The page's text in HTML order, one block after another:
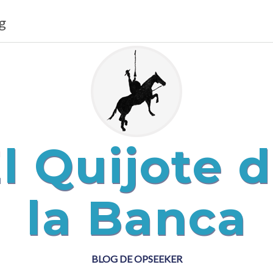
Quijote
la Banca
BLOG DE OPSEEKER